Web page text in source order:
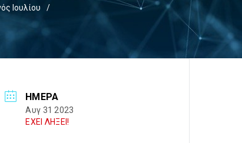
Ιουλίου
/
ΗΜΈΡΑ
Αυγ 31 2023
ΕΧΕΙ ΛΗΞΕΙ!